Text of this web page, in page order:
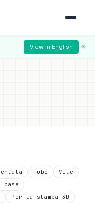
View in English ×
Tubo
Vite
base
Per la stampa 3D